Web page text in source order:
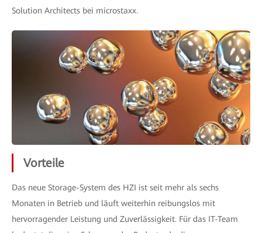
Solution Architects bei microstaxx.
Vorteile
Das neue Storage-System des HZI ist seit mehr als sechs
Monaten in Betrieb und läuft weiterhin reibungslos mit
hervorragender Leistung und Zuverlässigkeit. Für das IT-Team